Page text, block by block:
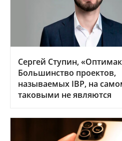
Сергей Ступин,
Большинство проектов,
называемых IBP, на
таковыми не являются